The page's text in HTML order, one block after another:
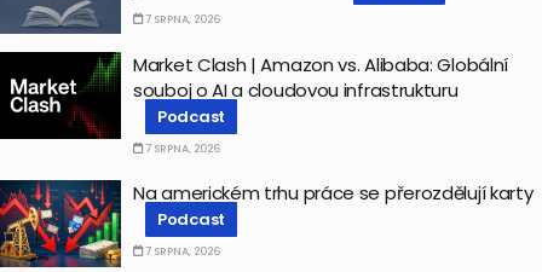
7 SRPNA, 2026
Market Clash | Amazon vs. Alibaba: Globální
souboj o AI a cloudovou infrastrukturu
Podcast
7 SRPNA, 2026
Na americkém trhu práce se přerozdělují karty
Podcast
7 SRPNA, 2026